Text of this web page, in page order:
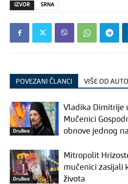
IZVOR SRNA
POVEZANI ČLANCI VIŠE OD
Društvo
Vladika Dimitrije
Mučenici
obnove jednog
Društvo
Mitropolit
mučenici zasijali
života